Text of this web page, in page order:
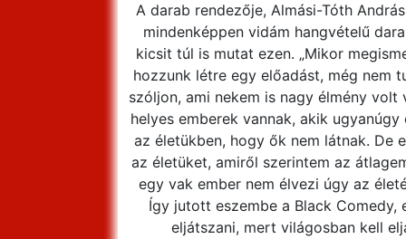
A darab rendezője, Almási-Tóth
mindenképpen vidám hangvételű
kicsit túl is mutat ezen. „Mikor
hozzunk létre egy előadást, még nem
szóljon, ami nekem is nagy élmény
helyes emberek vannak, akik
az életükben, hogy ők nem látnak. De
az életüket, amiről szerintem az
egy vak ember nem élvezi úgy az
Így jutott eszembe a Black Comedy,
eljátszani, mert világosban kell